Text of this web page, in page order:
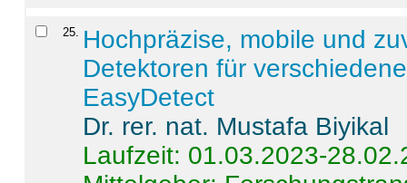
25. Hochpräzise, mobile und
Detektoren für
EasyDetect
Dr. rer. nat. Mustafa Biyikal
Laufzeit: 01.03.2023-